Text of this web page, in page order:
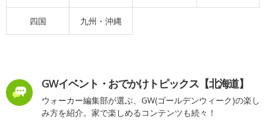
四国 九州・沖縄
GWイベント・おでかけトピックス【北海道】
ウォーカー編集部が選ぶ、GW(ゴールデンウィーク)の楽し
み方を紹介。家で楽しめるコンテンツも続々！